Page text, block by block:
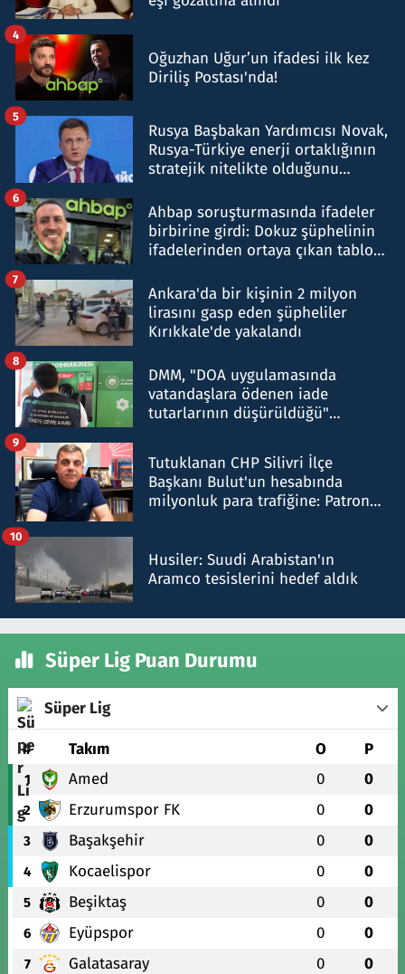
Oğuzhan Uğur’un ifadesi ilk kez
Diriliş Postası'nda!
4
Rusya Başbakan Yardımcısı Novak,
Rusya-Türkiye enerji ortaklığının
stratejik nitelikte olduğunu
5
Ahbap soruşturmasında ifadeler
birbirine girdi: Dokuz şüphelinin
ifadelerinden ortaya çıkan tablo
6
Ankara'da bir kişinin 2 milyon
lirasını gasp eden şüpheliler
Kırıkkale'de yakalandı
7
DMM, "DOA uygulamasında
vatandaşlara ödenen iade
tutarlarının düşürüldüğü"
8
Tutuklanan CHP Silivri İlçe
Başkanı Bulut'un hesabında
milyonluk para trafiğine: Patron
9
Husiler: Suudi Arabistan'ın
Aramco tesislerini hedef aldık
10
Süper Lig Puan Durumu
Süper Lig
# Takım O P
1 Amed 0 0
2 Erzurumspor FK 0 0
3 Başakşehir 0 0
4 Kocaelispor 0 0
5 Beşiktaş 0 0
6 Eyüpspor 0 0
7 Galatasaray 0 0